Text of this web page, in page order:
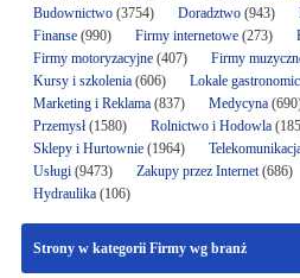
Budownictwo(3754) Doradztwo(943)
Finanse(990) Firmy internetowe (273)
Firmy motoryzacyjne(407) Firmy
Kursy i szkolenia(606) Lokale
Marketing i Reklama(837) Medycyna
Przemysł(1580) Rolnictwo i Hodowla
Sklepy i Hurtownie(1964)
Usługi(9473) Zakupy przez Internet(686)
Hydraulika(106)
Strony w kategorii Firmy wg branż